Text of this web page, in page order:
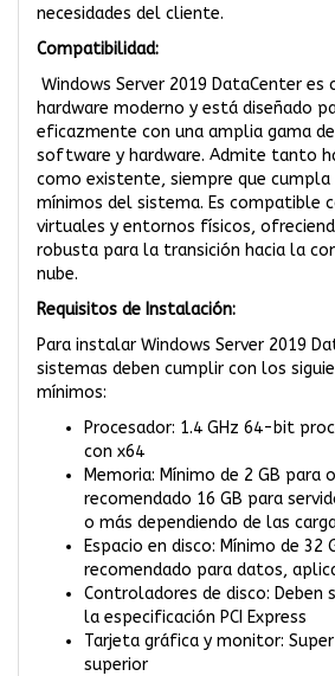
necesidades del cliente.
Compatibilidad:
Windows Server 2019 DataCenter
hardware moderno y está diseñado
eficazmente con una amplia gama
software y hardware. Admite tanto
como existente, siempre que
mínimos del sistema. Es compatible
virtuales y entornos físicos,
robusta para la transición hacia la
nube.
Requisitos de Instalación:
Para instalar Windows Server 2019
sistemas deben cumplir con los
mínimos:
Procesador: 1.4 GHz 64-bit
con x64
Memoria: Mínimo de 2 GB para
recomendado 16 GB para
o más dependiendo de las
Espacio en disco: Mínimo de 32
recomendado para datos,
Controladores de disco: Deben
la especificación PCI Express
Tarjeta gráfica y monitor: Super
superior